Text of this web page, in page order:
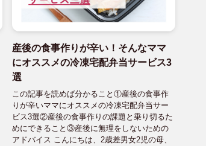
産後の食事作りが辛い！そんなママ
にオススメの冷凍宅配弁当サービス3
選
この記事を読めば分かること①産後の食事作
りが辛いママにオススメの冷凍宅配弁当サー
ビス3選②産後の食事作りの課題と乗り切るた
めにできること③産後に無理をしないための
アドバイス こんにちは、2歳差男女2児の母、